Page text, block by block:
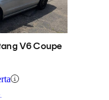
V6 Coupe